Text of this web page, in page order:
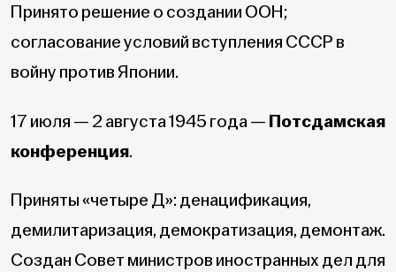
Принято решение о создании ООН;
согласование условий вступления СССР в
войну против Японии.
17 июля — 2 августа 1945 года — Потсдамская
конференция.
Приняты «четыре Д»: денацификация,
демилитаризация, демократизация, демонтаж.
Создан Совет министров иностранных дел для